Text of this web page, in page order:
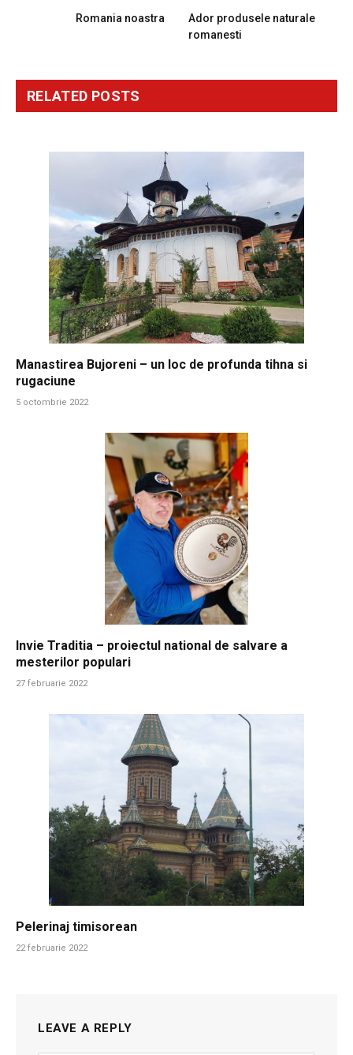
Romania noastra
Ador produsele naturale
romanesti
RELATED POSTS
Manastirea Bujoreni – un loc de profunda tihna si
rugaciune
5 octombrie 2022
Invie Traditia – proiectul national de salvare a
mesterilor populari
27 februarie 2022
Pelerinaj timisorean
22 februarie 2022
LEAVE A REPLY